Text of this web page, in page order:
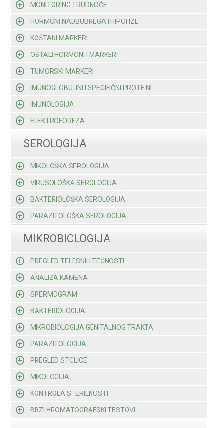
MONITORING TRUDNOĆE
HORMONI NADBUBREGA I HIPOFIZE
KOŠTANI MARKERI
OSTALI HORMONI I MARKERI
TUMORSKI MARKERI
IMUNOGLOBULINI I SPECIFIČNI PROTEINI
IMUNOLOGIJA
ELEKTROFOREZA
SEROLOGIJA
MIKOLOŠKA SEROLOGIJA
VIRUSOLOŠKA SEROLOGIJA
BAKTERIOLOŠKA SEROLOGIJA
PARAZITOLOŠKA SEROLOGIJA
MIKROBIOLOGIJA
PREGLED TELESNIH TEČNOSTI
ANALIZA KAMENA
SPERMOGRAM
BAKTERIOLOGIJA
MIKROBIOLOGIJA GENITALNOG TRAKTA
PARAZITOLOGIJA
PREGLED STOLICE
MIKOLOGIJA
KONTROLA STERILNOSTI
BRZI HROMATOGRAFSKI TESTOVI